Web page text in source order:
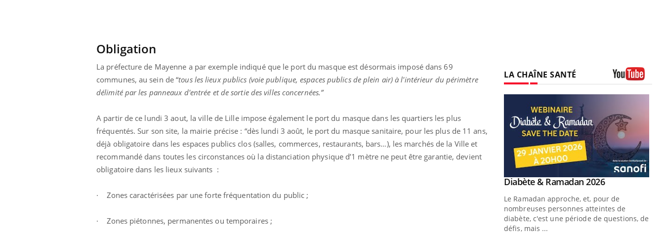
Obligation
La préfecture de Mayenne a par exemple indiqué que le port du masque est désormais imposé dans 69
communes, au sein de “tous les lieux publics (voie publique, espaces publics de plein air) à l'intérieur du périmètre
délimité par les panneaux d'entrée et de sortie des villes concernées.”
A partir de ce lundi 3 aout, la ville de Lille impose également le port du masque dans les quartiers les plus
fréquentés. Sur son site, la mairie précise : “dès lundi 3 août, le port du masque sanitaire, pour les plus de 11 ans,
déjà obligatoire dans les espaces publics clos (salles, commerces, restaurants, bars…), les marchés de la Ville et
recommandé dans toutes les circonstances où la distanciation physique d’1 mètre ne peut être garantie, devient
obligatoire dans les lieux suivants :
· Zones caractérisées par une forte fréquentation du public ;
· Zones piétonnes, permanentes ou temporaires ;
LA CHAÎNE SANTÉ
Youtube
même alopécie… Les symptômes de la
carence en fer sont multiples ce qui la rend
osait en parler?? Youtube
reste entourée d'idées reçues chez les
patients comme parfois chez les soignants.
Youtube
Diabète & Ramadan 2026Youtube
Le Ramadan approche, et, pour de
nombreuses personnes atteintes de
diabète, c'est une période de questions, de
défis, mais ...